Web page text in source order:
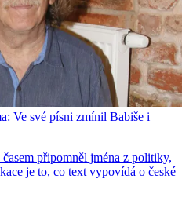
Ve své písni zmínil Babiše i
připomněl jména z politiky,
je to, co text vypovídá o české